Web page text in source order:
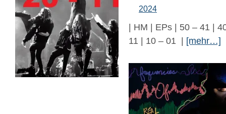
2024
| HM | EPs | 50 – 41 |
11 | 10 – 01 | [mehr…]